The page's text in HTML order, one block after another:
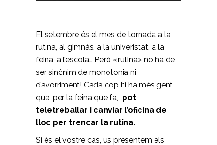
El setembre és el mes de tornada a la
rutina, al gimnàs, a la univeristat, a la
feina, a l’escola… Però «rutina» no ha de
ser sinònim de monotonia ni
d’avorriment! Cada cop hi ha més gent
que, per la feina que fa, pot
teletreballar i canviar l’oficina de
lloc per trencar la rutina.
Si és el vostre cas, us presentem els